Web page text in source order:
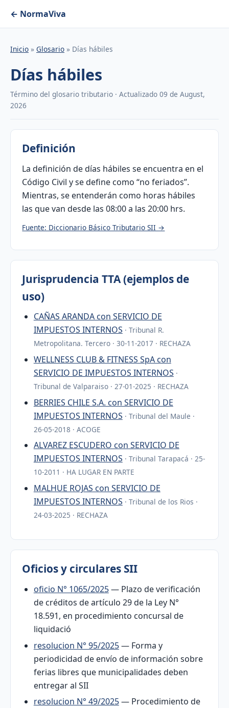
← NormaViva
Inicio » Glosario » Días hábiles
Días hábiles
Término del glosario tributario · Actualizado 09 de August,
2026
Definición
La definición de días hábiles se encuentra en el
Código Civil y se define como “no feriados”.
Mientras, se entenderán como horas hábiles
las que van desde las 08:00 a las 20:00 hrs.
Fuente: Diccionario Básico Tributario SII →
Jurisprudencia TTA (ejemplos de
uso)
CAÑAS ARANDA con SERVICIO DE
IMPUESTOS INTERNOS · Tribunal R.
Metropolitana. Tercero · 30-11-2017 · RECHAZA
WELLNESS CLUB & FITNESS SpA con
SERVICIO DE IMPUESTOS INTERNOS ·
Tribunal de Valparaiso · 27-01-2025 · RECHAZA
BERRIES CHILE S.A. con SERVICIO DE
IMPUESTOS INTERNOS · Tribunal del Maule ·
26-05-2018 · ACOGE
ALVAREZ ESCUDERO con SERVICIO DE
IMPUESTOS INTERNOS · Tribunal Tarapacá · 25-
10-2011 · HA LUGAR EN PARTE
MALHUE ROJAS con SERVICIO DE
IMPUESTOS INTERNOS · Tribunal de los Rios ·
24-03-2025 · RECHAZA
Oficios y circulares SII
oficio N° 1065/2025— Plazo de verificación
de créditos de artículo 29 de la Ley N°
18.591, en procedimiento concursal de
liquidació
resolucion N° 95/2025— Forma y
periodicidad de envío de información sobre
ferias libres que municipalidades deben
entregar al SII
resolucion N° 49/2025— Procedimiento de